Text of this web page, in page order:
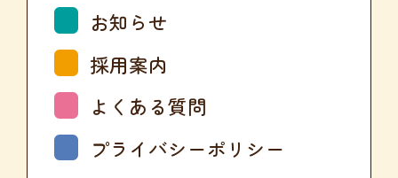
お知らせ
採用案内
よくある質問
プライバシーポリシー